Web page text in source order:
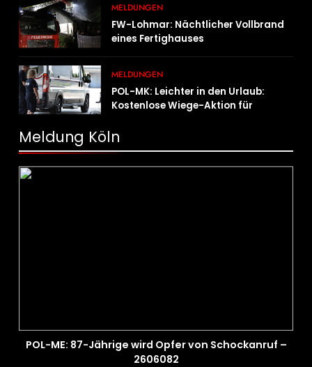
MELDUNGEN
FW-Lohmar: Nächtlicher Vollbrand
eines Fertighauses
MELDUNGEN
POL-MK: Leichter in den Urlaub:
Kostenlose Wiege-Aktion für
Meldung Köln
POL-ME: 87-Jährige wird Opfer von Schockanruf –
2606082